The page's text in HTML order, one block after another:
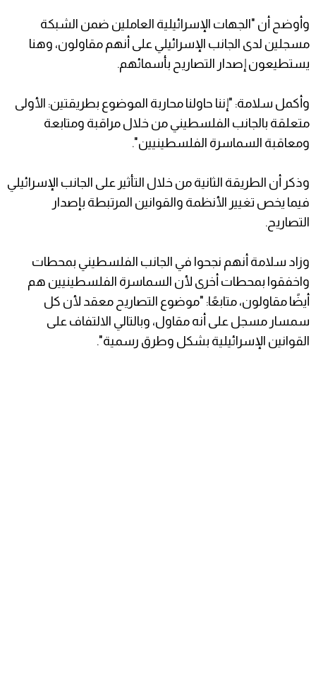
وأوضح أن "الجهات الإسرائيلية العاملين ضمن الشبكة
مسجلين لدى الجانب الإسرائيلي على أنهم مقاولون، وهنا
يستطيعون إصدار التصاريح بأسمائهم.
وأكمل سلامة: "إننا حاولنا محاربة الموضوع بطريقتين: الأولى
متعلقة بالجانب الفلسطيني من خلال مراقبة ومتابعة
ومعاقبة السماسرة الفلسطينيين".
وذكر أن الطريقة الثانية من خلال التأثير على الجانب الإسرائيلي
فيما يخص تغيير الأنظمة والقوانين المرتبطة بإصدار
التصاريح.
وزاد سلامة أنهم نجحوا في الجانب الفلسطيني بمحطات
واخفقوا بمحطات أخرى لأن السماسرة الفلسطينيين هم
أيضًا مقاولون، متابعًا: "موضوع التصاريح معقد لأن كل
سمسار مسجل على أنه مقاول، وبالتالي الالتفاف على
القوانين الإسرائيلية بشكل وطرق رسمية".